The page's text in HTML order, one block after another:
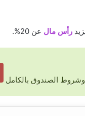
رأس مال عن 20%.
الصندوق بالكامل